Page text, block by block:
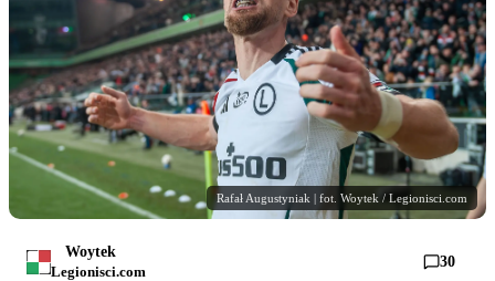
Rafał Augustyniak | fot. Woytek / Legionisci.com
Woytek
Legionisci.com
30